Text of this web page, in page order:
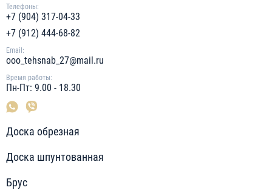
Телефоны:
+7 (904) 317-04-33
+7 (912) 444-68-82
Email:
ooo_tehsnab_27@mail.ru
Время работы:
Пн-Пт: 9.00 - 18.30
Доска обрезная
Доска шпунтованная
Брус